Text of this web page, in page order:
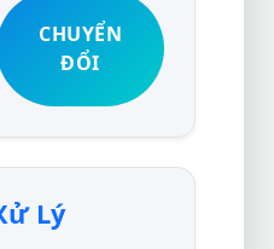
CHUYỂN
ĐỔI
Lý